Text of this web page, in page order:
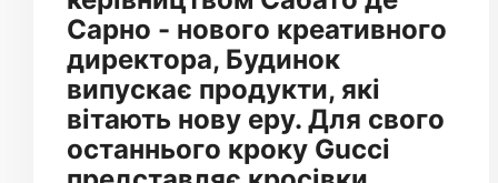
Сарно - нового креативного
директора, Будинок
випускає продукти, які
вітають нову еру. Для свого
останнього кроку Gucci